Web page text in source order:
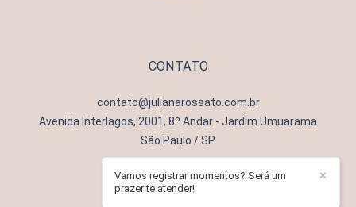
CONTATO
contato@julianarossato.com.br
Avenida Interlagos, 2001, 8º Andar - Jardim Umuarama
São Paulo / SP
✕
Vamos registrar momentos? Será um
prazer te atender!